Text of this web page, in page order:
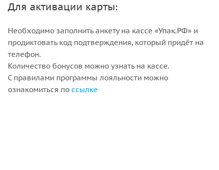
Для активации карты:
Необходимо заполнить анкету на кассе «Упак.РФ» и
продиктовать код подтверждения, который придёт на
телефон.
Количество бонусов можно узнать на кассе.
С правилами программы лояльности можно
ознакомиться по ссылке